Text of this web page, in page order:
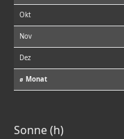
Okt
Nov
Dez
⌀ Monat
Sonne (h)